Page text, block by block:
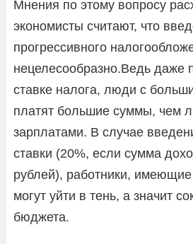
Мнения по этому вопросу
экономисты считают, что
прогрессивного
нецелесообразно.Ведь даже
ставке налога, люди с
платят большие суммы, чем
зарплатами. В случае
ставки (20%, если сумма
рублей), работники,
могут уйти в тень, а значит
бюджета.